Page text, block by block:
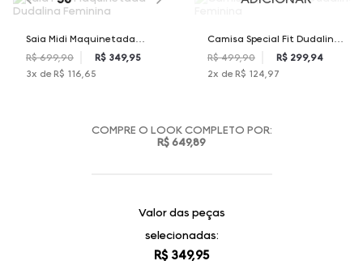
Saia Midi Maquinetada
Dudalina Feminina
R$ 699,90
R$ 349,95
3x de R$ 116,65
Camisa Special Fit Dudalina
Feminina
R$ 499,90
R$ 299,94
2x de R$ 124,97
COMPRE O LOOK COMPLETO POR:
R$ 649,89
Valor das peças
selecionadas:
R$ 349,95